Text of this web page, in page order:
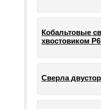
Кобальтовые
хвостовиком
Сверла